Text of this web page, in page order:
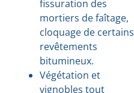
fissuration des
mortiers de faîtage,
cloquage de certains
revêtements
bitumineux.
Végétation et
vignobles tout